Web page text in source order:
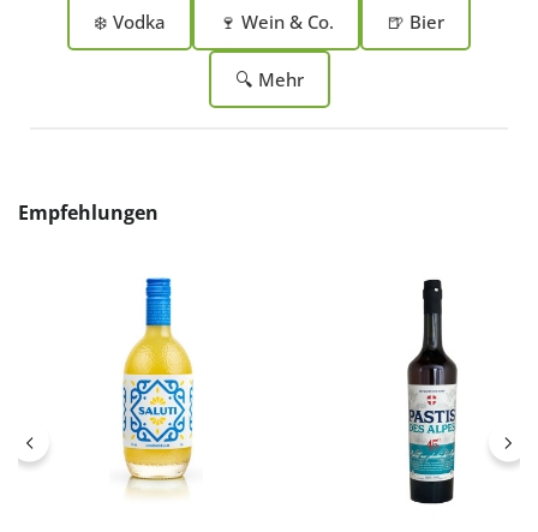
❄️ Vodka 🍷 Wein & Co. 🍺 Bier
🔍 Mehr
Produktgalerie überspringen
Empfehlungen